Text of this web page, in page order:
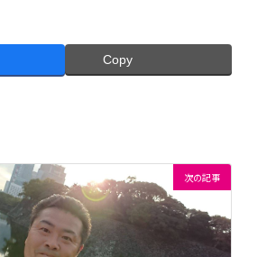
Copy
次の記事